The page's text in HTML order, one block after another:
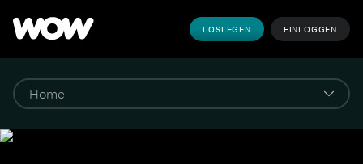
LOSLEGEN EINLOGGEN